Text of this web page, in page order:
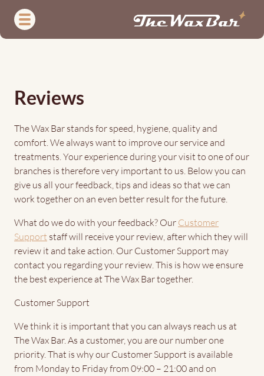
Reviews
The Wax Bar stands for speed, hygiene, quality and
comfort. We always want to improve our service and
treatments. Your experience during your visit to one of our
branches is therefore very important to us. Below you can
give us all your feedback, tips and ideas so that we can
work together on an even better result for the future.
What do we do with your feedback? Our Customer
Support staff will receive your review, after which they will
review it and take action. Our Customer Support may
contact you regarding your review. This is how we ensure
the best experience at The Wax Bar together.
Customer Support
We think it is important that you can always reach us at
The Wax Bar. As a customer, you are our number one
priority. That is why our Customer Support is available
from Monday to Friday from 09:00 – 21:00 and on